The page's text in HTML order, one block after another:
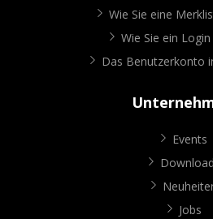
Wie Sie eine
Wie Sie ein
Das Benutzerkonto
Events
Jobs